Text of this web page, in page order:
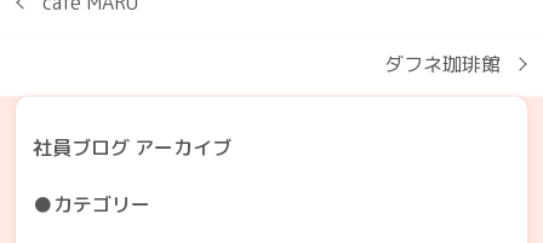
ダフネ珈琲館
社員ブログ アーカイブ
●カテゴリー